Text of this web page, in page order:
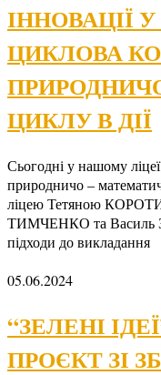
ІННОВАЦІЇ
ЦИКЛОВА
ЦИКЛУ В ДІЇ
Сьогодні у нашому ліцеї
природничо –
ліцею Тетяною
ТИМЧЕНКО та Василь
підходи до викладання
05.06.2024
“ЗЕЛЕНІ
ПРОЄКТ ЗІ